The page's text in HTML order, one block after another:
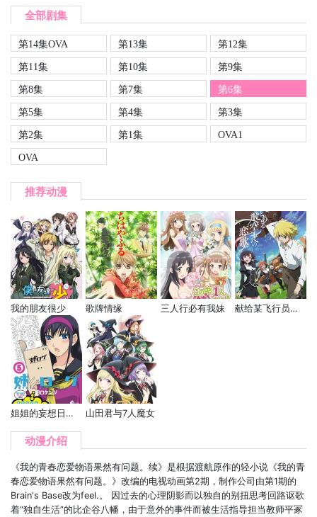
全部剧集
第14集OVA 第13集
第12集
第11集
第10集
第9集
第8集
第7集
第6集
第5集
第4集
第3集
第2集
第1集
OVA1
OVA
推荐动漫
我的朋友很少 歌牌情缘 三人行必有我妹 献给某飞行员的恋歌
姐姐的妄想日记OAD 山田君与7人魔女
动漫介绍
《我的青春恋爱物语果然有问题。续》是根据渡航原作的轻小说《我的青
春恋爱物语果然有问题。》改编的电视动画第2期，制作公司由第1期的
Brain's Base改为feel.。 因过去的心理阴影而以独自的别扭思考回路讴歌
着“独自生活”的比企谷八幡，由于意外的事件而被生活指导担当教师平冢